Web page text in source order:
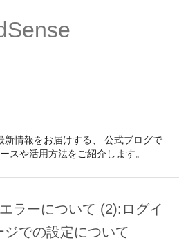
新情報をお届けする、 公式ブログで
スや活用方法をご紹介します。
ラーについて (2):ログイ
での設定について